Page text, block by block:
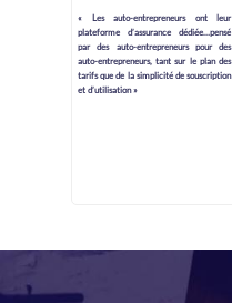
« Les auto-entrepreneurs ont leur
plateforme d’assurance dédiée…pensé
par des auto-entrepreneurs pour des
auto-entrepreneurs, tant sur le plan des
tarifs que de la simplicité de souscription
et d’utilisation »